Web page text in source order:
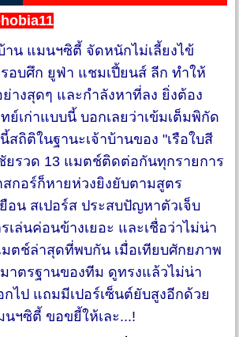
าน แมนฯซิตี้ จัดหนักไม่เลี้ยงไข้
รอบศึก ยูฟ่า แชมเปี้ยนส์ ลีก ทำให้
างสุดๆ และกำลังหาที่ลง ยิ่งต้อง
ย์เก่าแบบนี้ บอกเลยว่าเข้มเต็มพิกัด
ถิติในฐานะเจ้าบ้านของ "เรือใบสี
ยรวด 13 แมตช์ติดต่อกันทุกรายการ
สกอร์ก็หายห่วงยิงยับตามสูตร
อน สเปอร์ส ประสบปัญหาตัวเจ็บ
เล่นค่อนข้างเยอะ และเชื่อว่าไม่น่า
ตช์ล่าสุดที่พบกัน เมื่อเทียบศักยภาพ
าตรฐานของทีม ดูทรงแล้วไม่น่า
ไป แถมมีเปอร์เซ็นต์ยับสูงอีกด้วย
ฯซิตี้ ขอขยี้ให้เละ...!